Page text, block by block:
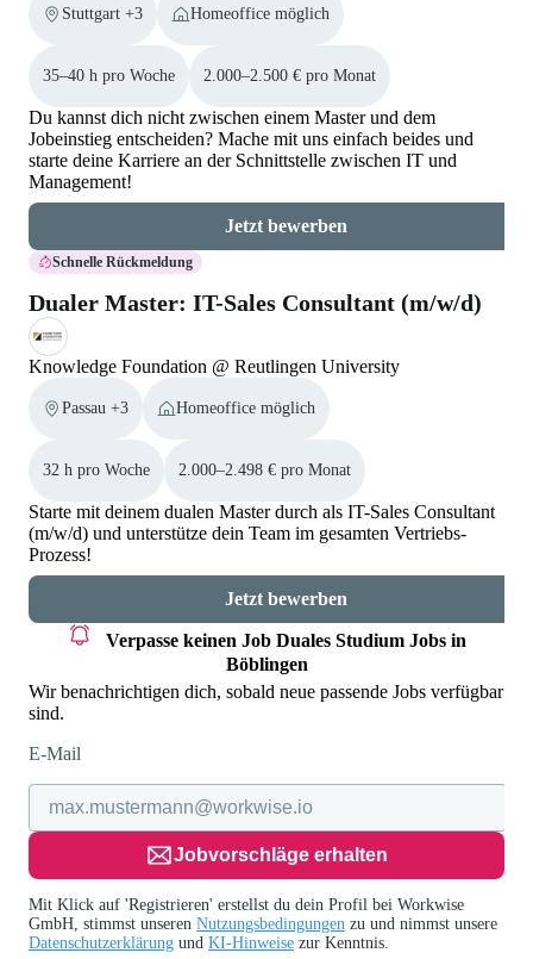
Stuttgart +3 Homeoffice möglich
35–40 h pro Woche 2.000–2.500 € pro Monat
Du kannst dich nicht zwischen einem Master und dem
Jobeinstieg entscheiden? Mache mit uns einfach beides und
starte deine Karriere an der Schnittstelle zwischen IT und
Management!
Jetzt bewerben
Schnelle Rückmeldung
Dualer Master: IT-Sales Consultant (m/w/d)
Knowledge Foundation @ Reutlingen University
Passau +3 Homeoffice möglich
32 h pro Woche 2.000–2.498 € pro Monat
Starte mit deinem dualen Master durch als IT-Sales Consultant
(m/w/d) und unterstütze dein Team im gesamten Vertriebs-
Prozess!
Jetzt bewerben
Verpasse keinen Job Duales Studium Jobs in
Böblingen
Wir benachrichtigen dich, sobald neue passende Jobs verfügbar
sind.
E-Mail
Jobvorschläge erhalten
Mit Klick auf 'Registrieren' erstellst du dein Profil bei Workwise
GmbH, stimmst unseren Nutzungsbedingungen zu und nimmst unsere
Datenschutzerklärung und KI-Hinweise zur Kenntnis.